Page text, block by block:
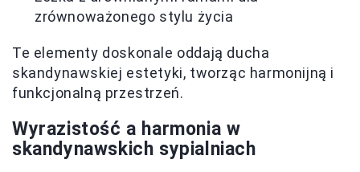
zrównoważonego stylu życia
Te elementy doskonale oddają ducha
skandynawskiej estetyki, tworząc harmonijną i
funkcjonalną przestrzeń.
Wyrazistość a harmonia w
skandynawskich sypialniach